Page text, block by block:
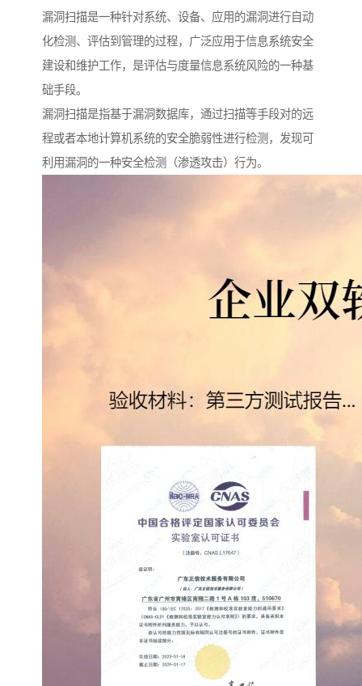
漏洞扫描是一种针对系统、设备、应用的漏洞进行自动
化检测、评估到管理的过程，广泛应用于信息系统安全
建设和维护工作，是评估与度量信息系统风险的一种基
础手段。
漏洞扫描是指基于漏洞数据库，通过扫描等手段对的远
程或者本地计算机系统的安全脆弱性进行检测，发现可
利用漏洞的一种安全检测（渗透攻击）行为。